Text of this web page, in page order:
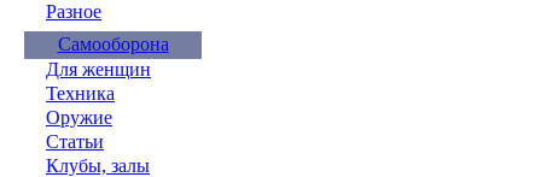
Разное
Самооборона
Для женщин
Техника
Оружие
Статьи
Клубы, залы